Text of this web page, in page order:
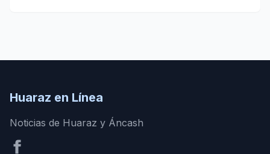
Huaraz en Línea
Noticias de Huaraz y Áncash